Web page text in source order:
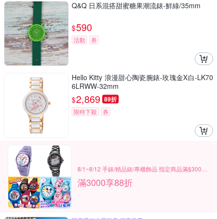
Q&Q 日系混搭甜蜜糖果潮流錶-鮮綠/35mm
$590
活動 券
Hello Kitty 浪漫甜心陶瓷腕錶-玫瑰金X白-LK70
6LRWW-32mm
$2,869 89折
限時下殺 券
滿3000享88折